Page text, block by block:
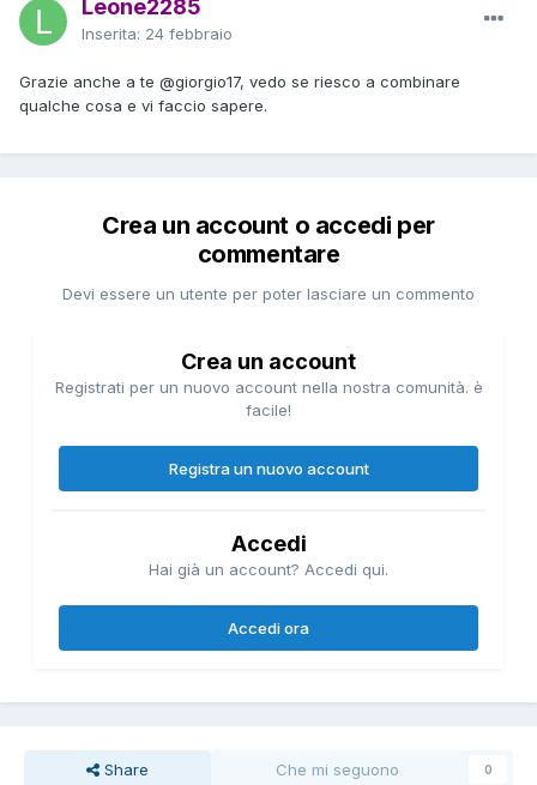
Leone2285
Inserita: 24 febbraio
Grazie anche a te @giorgio17, vedo se riesco a combinare
qualche cosa e vi faccio sapere.
Crea un account o accedi per
commentare
Devi essere un utente per poter lasciare un commento
Crea un account
Registrati per un nuovo account nella nostra comunità. è
facile!
Registra un nuovo account
Accedi
Hai già un account? Accedi qui.
Accedi ora
Share Che mi seguono 0